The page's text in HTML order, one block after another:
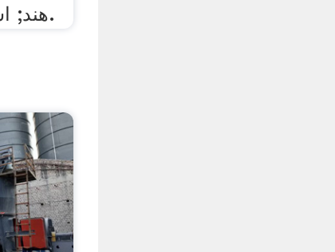
هند; استفاده از آسیاب توپ را.